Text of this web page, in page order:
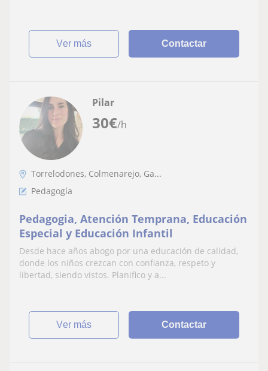
ver más Contactar
30€/h
Pilar
Torrelodones, Colmenarejo, Ga...
Pedagogía
Pedagogia, Atención Temprana, Educación
Especial y Educación Infantil
Desde hace años abogo por una educación de calidad,
donde los niños crezcan con confianza, respeto y
libertad, siendo vistos. Planifico y a...
ver más Contactar